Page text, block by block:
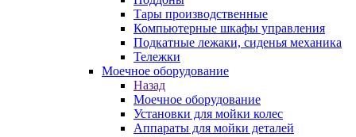
Тары производственные
Компьютерные шкафы управления
Подкатные лежаки, сиденья механика
Тележки
Моечное оборудование
Назад
Моечное оборудование
Установки для мойки колес
Аппараты для мойки деталей